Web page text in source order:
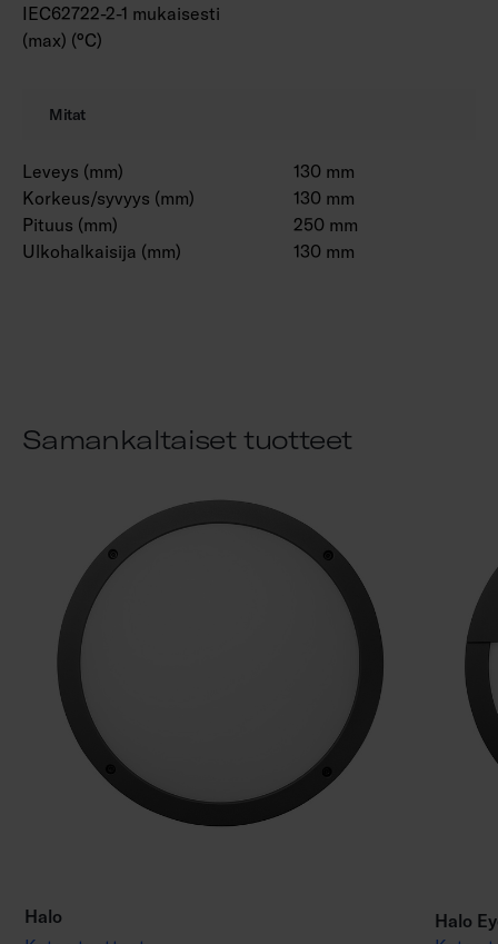
IEC62722-2-1 mukaisesti
(max) (°C)
Mitat
Leveys (mm)
130 mm
Korkeus/syvyys (mm)
130 mm
Pituus (mm)
250 mm
Ulkohalkaisija (mm)
130 mm
Samankaltaiset tuotteet
Halo
Halo